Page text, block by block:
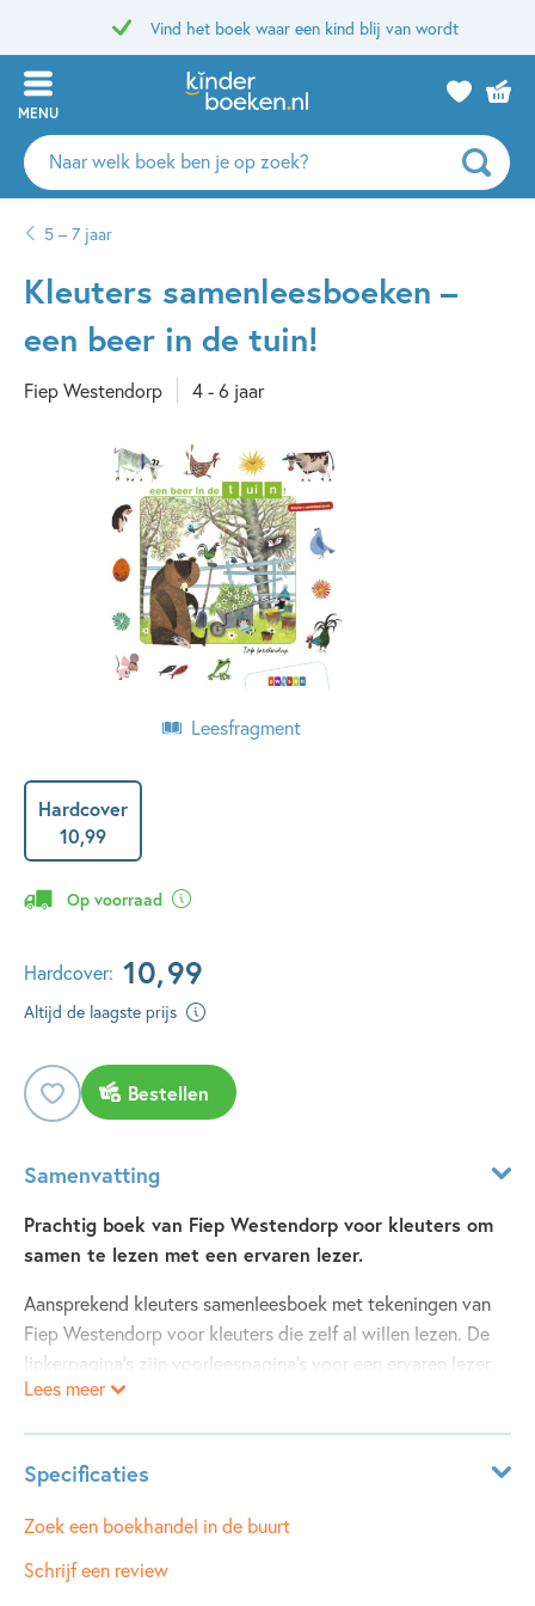
Vind het boek waar een kind blij van wordt
MENU
Zoeken
naar
auteurs
uitgevers
5 – 7 jaar
Kleuters samenleesboeken –
een beer in de tuin!
Fiep Westendorp 4 - 6 jaar
Leesfragment
Hardcover
10,99
Op voorraad
Hardcover: 10,99
Altijd de laagste prijs
Bestellen
Samenvatting
Prachtig boek van Fiep Westendorp voor kleuters om
samen te lezen met een ervaren lezer.
Aansprekend kleuters samenleesboek met tekeningen van
Fiep Westendorp voor kleuters die zelf al willen lezen. De
linkerpagina’s zijn voorleespagina’s voor een ervaren lezer.
De rechterpagina’s zijn woordpagina’s die de kleuter zelf
Beer Bruin is op zoek.
Dan ziet hij een prachtige tuin.
Lees meer
Specificaties
Leeftijdsindicatie: 4 - 6 jaar
ISBN:
9789048743988
Zoek een boekhandel in de buurt
Schrijf een review